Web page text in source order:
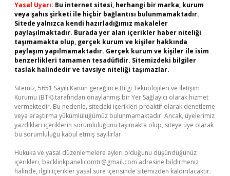
Yasal Uyarı: Bu internet sitesi, herhangi bir marka, kurum
veya şahıs şirketi ile hiçbir bağlantısı bulunmamaktadır.
Sitede yalnızca kendi hazırladığımız makaleler
paylaşılmaktadır. Burada yer alan içerikler haber niteliği
taşımamakta olup, gerçek kurum ve kişiler hakkında
paylaşım yapılmamaktadır. Gerçek kurum ve kişiler ile isim
benzerlikleri tamamen tesadüfidir. Sitemizdeki bilgiler
taslak halindedir ve tavsiye niteliği taşımazlar.
Sitemiz, 5651 Sayılı Kanun gereğince Bilgi Teknolojileri ve İletişim
Kurumu (BTK) tarafından onaylanmış bir Yer Sağlayıcı olarak hizmet
vermektedir. Bu nedenle, sitedeki içerikleri proaktif olarak denetleme
veya araştırma yükümlülüğümüz bulunmamaktadır. Ancak, üyelerimiz
yazdıkları içeriklerin sorumluluğunu taşımakta olup, siteye üye olarak
bu sorumluluğu kabul etmiş sayılırlar.
Hukuka ve yasal düzenlemelere aykırı olduğunu düşündüğünüz
içerikleri, backlinkpanelicomtr@gmail.com adresine bildirmeniz
halinde, ilgili içerikler yasal süre içerisinde sitemizden kaldırılacaktır.